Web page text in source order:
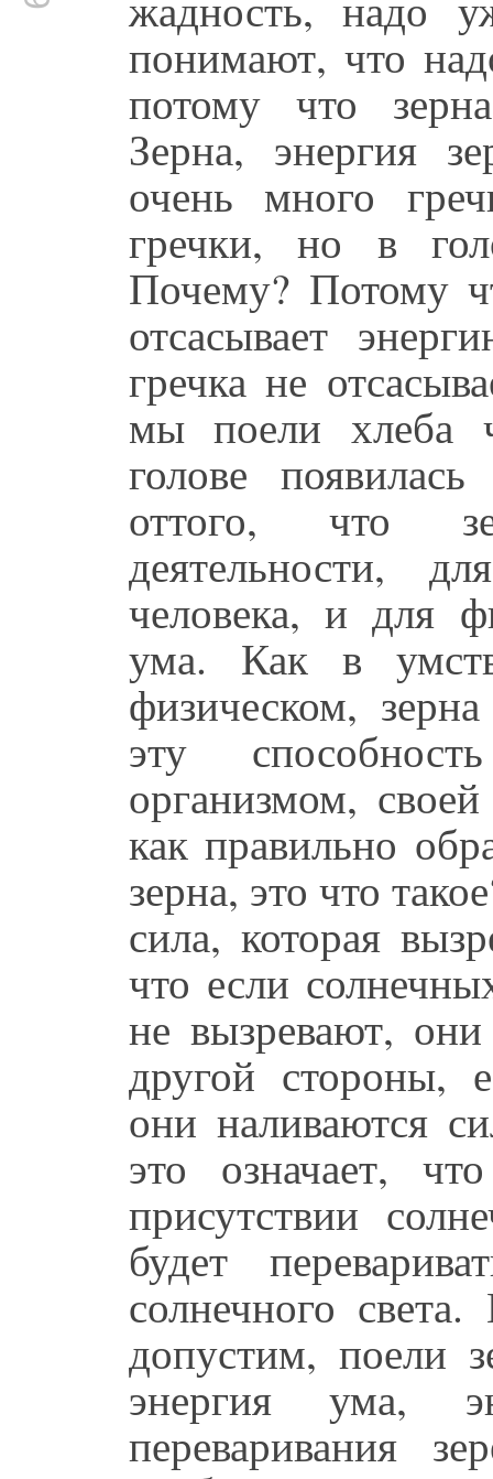
понимают, что
потому что
Зерна, энергия
очень много
гречки, но в
Почему? Потому
отсасывает
гречка не
мы поели хлеба
голове
оттого, что
деятельности,
человека, и для
ума. Как в
физическом,
эту
организмом,
как правильно
зерна, это что
сила, которая
что если
не вызревают,
другой стороны,
они наливаются
это означает,
присутствии
будет
солнечного
допустим, поели
энергия ума,
переваривания